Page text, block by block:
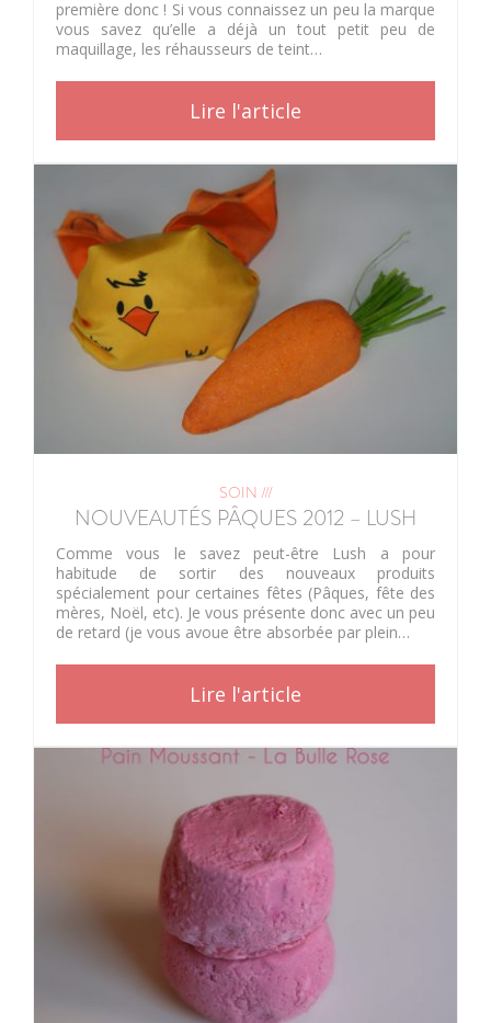
première donc ! Si vous connaissez un peu la marque
vous savez qu’elle a déjà un tout petit peu de
maquillage, les réhausseurs de teint…
Lire l'article
SOIN ///
NOUVEAUTÉS PÂQUES 2012 – LUSH
Comme vous le savez peut-être Lush a pour
habitude de sortir des nouveaux produits
spécialement pour certaines fêtes (Pâques, fête des
mères, Noël, etc). Je vous présente donc avec un peu
de retard (je vous avoue être absorbée par plein…
Lire l'article